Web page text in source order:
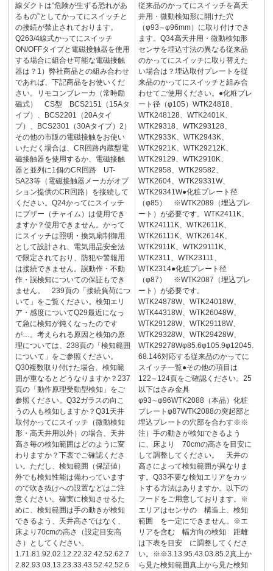
線ダクトは“危険が生ずる恐れがあ
るもの”としてかってにスイッチと
の接続が禁止されております。
Q263/4線式かってにスイッチ
ON/OFFタイプと電磁接触器を使用
する場合に組合せ可能な電磁接触
器は？1）弊社商品との組み合わせ
であれば、下記商品をお使いくだ
さい。リモコンブレーカ（常時励
磁式） CS型 BCS2151（15Aタ
イプ）、BCS2201（20Aタイ
プ）、BCS2301（30Aタイプ）2）
その他の市販の電磁接触をお使い
いただく場合は、CR回路内蔵型電
磁接触器を使用するか、電磁接触
器と並列に1個のCR回路 UT-
SA23等（電磁接触器メーカがオプ
ション提供のCR回路）を接続して
ください。Q24かってにスイッチ
にブザー（チャイム）は使用でき
ますか？使用できません。かって
にスイッチは照明・換気扇制御用
として設計され、電気用品安全法
で限定されており、防犯や警報用
は接続できません。誤動作・不動
作・誤検知についての保証もでき
ません。 239頁の「接続負荷につ
いて」をご覧ください。検知エリ
ア・感度についてQ29最近になっ
て急に検知が鈍くなったのです
が…。考えられる原因と検知の原
理については、238頁の「検知範囲
について」をご参照ください。
Q30複数取り付けた場合、検知範
囲が重なるとどうなりますか？237
頁の「動作原理受動型検知」をご
参照ください。Q32ガラスの向こ
うの人も検知しますか？Q31天井
取付かってにスイッチ（微動検知
形・高天井用以外）の場合、天井
高さ毎の検知範囲はどのように変
わりますか？下表でご確認くださ
い。ただし、検知範囲（保証値）
外でも検知性能は備わっています
ので吹き抜けへの設置などはご注
意ください。確実に検知させるた
めに、検知範囲は手の動きが検知
できるよう、天井高さではなく、
床より70cmの高さ（設定目安高
さ）としてください。
1.71.81.92.02.12.22.32.42.52.62.7
2.82.93.03.13.23.33.43.52.42.52.6
従来品のかってにスイッチを高天
井用・微動検知形に開けた穴
（φ93∼φ96mm）に取り付けでき
ます。Q34高天井用・微動検知形
センサを埋込寸法の異なる従来品
のかってにスイッチに取り替えた
い場合は？埋込取付プレートを従
来品のかってにスイッチと組み合
わせてご使用ください。●化粧プレ
ート径（φ105）WTK24818、
WTK248128、WTK2401K、
WTK29318、WTK293128、
WTK2933K、WTK2943K、
WTK2921K、WTK29212K、
WTK29129、WTK2910K、
WTK2958、WTK29582、
WTK2604、WTK29331W、
WTK29341W●化粧プレート径
（φ85） ※WTK2089（埋込プレ
ート）が必要です。WTK2411K、
WTK24111K、WTK2611K、
WTK26111K、WTK2614K、
WTK2911K、WTK29111K、
WTK2311、WTK23111、
WTK2314●化粧プレート径
（φ87） ※WTK2087（埋込プレ
ート）が必要です。
WTK24878W、WTK24018W、
WTK44318W、WTK26048W、
WTK29128W、WTK29118W、
WTK29328W、WTK29428W、
WTK29278Wφ85.6φ105.9φ12045.
68.146対応する従来品のかってに
スイッチ一覧●その他の項目は
122∼124頁をご確認ください。25
以下はさみ金具
φ93∼φ96WTK2088（本品）化粧
プレートφ87WTK2088の突起部と
埋込プレートの穴部を合わす※※
注）手の動きが検知できるよう
に、床より 70cmの高さを目安に
して調整してください。 天井の
高さによって検知範囲が異なりま
す。Q33不要な検知エリアをカッ
トする方法はありますか。以下の
フードをご用意しております。※
エリアはセンサの 構造上、検知
範囲 を一定にできません。※エ
リアを含む 幅方向の検知 距離
は下表を目安 に調整してくださ
い。※※3.13.95.43.03.85.2真上か
ら見た検知範囲真上から見た検知